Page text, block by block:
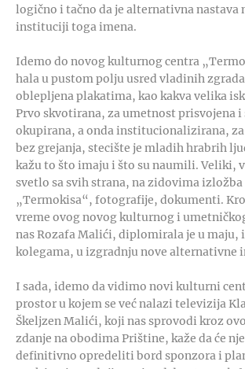
logično i tačno da je alternativna nastava
instituciji toga imena.
Idemo do novog kulturnog centra
hala u pustom polju usred vladinih
oblepljena plakatima, kao kakva velika
Prvo skvotirana, za umetnost prisvojena i
okupirana, a onda institucionalizirana, za
bez grejanja, stecište je mladih hrabrih
kažu to što imaju i što su naumili. Veliki,
svetlo sa svih strana, na zidovima izložba
„Termokisa“, fotografije, dokumenti.
vreme ovog novog kulturnog i
nas Rozafa Malići, diplomirala je u maju,
kolegama, u izgradnju nove alternativne
I sada, idemo da vidimo novi kulturni
prostor u kojem se već nalazi televizija
Škeljzen Malići, koji nas sprovodi kroz
zdanje na obodima Prištine, kaže da će
definitivno opredeliti bord sponzora i